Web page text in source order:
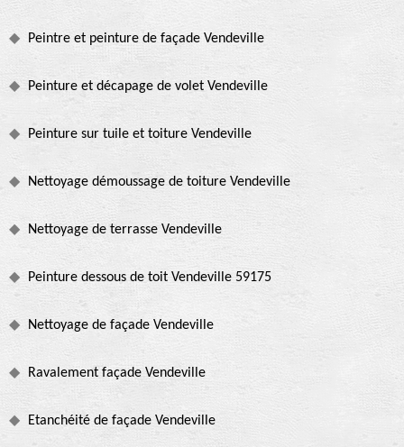
Peintre et peinture de façade Vendeville
Peinture et décapage de volet Vendeville
Peinture sur tuile et toiture Vendeville
Nettoyage démoussage de toiture Vendeville
Nettoyage de terrasse Vendeville
Peinture dessous de toit Vendeville 59175
Nettoyage de façade Vendeville
Ravalement façade Vendeville
Etanchéité de façade Vendeville